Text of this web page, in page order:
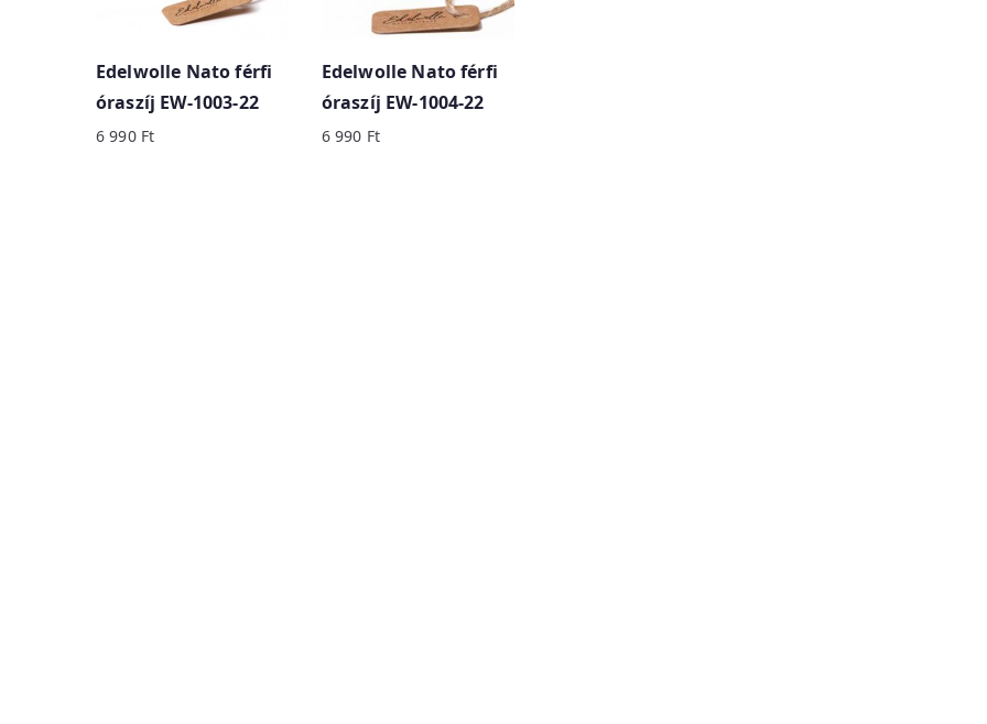
Edelwolle Nato férfi
óraszíj EW-1003-22
6 990 Ft
Edelwolle Nato férfi
óraszíj EW-1004-22
6 990 Ft